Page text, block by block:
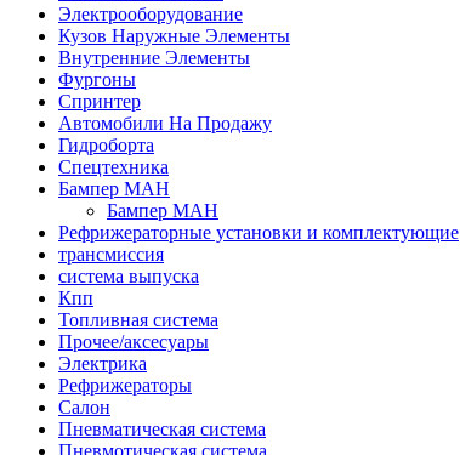
Электрооборудование
Кузов Наружные Элементы
Внутренние Элементы
Фургоны
Спринтер
Автомобили На Продажу
Гидроборта
Спецтехника
Бампер МАН
Бампер МАН
Рефрижераторные установки и комплектующие
трансмиссия
система выпуска
Кпп
Топливная система
Прочее/аксесуары
Электрика
Рефрижераторы
Салон
Пневматическая система
Пневмотическая система